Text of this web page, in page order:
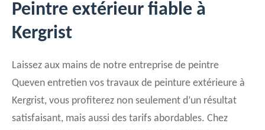
Peintre extérieur fiable à
Kergrist
Laissez aux mains de notre entreprise de peintre
Queven entretien vos travaux de peinture extérieure à
Kergrist, vous profiterez non seulement d’un résultat
satisfaisant, mais aussi des tarifs abordables. Chez